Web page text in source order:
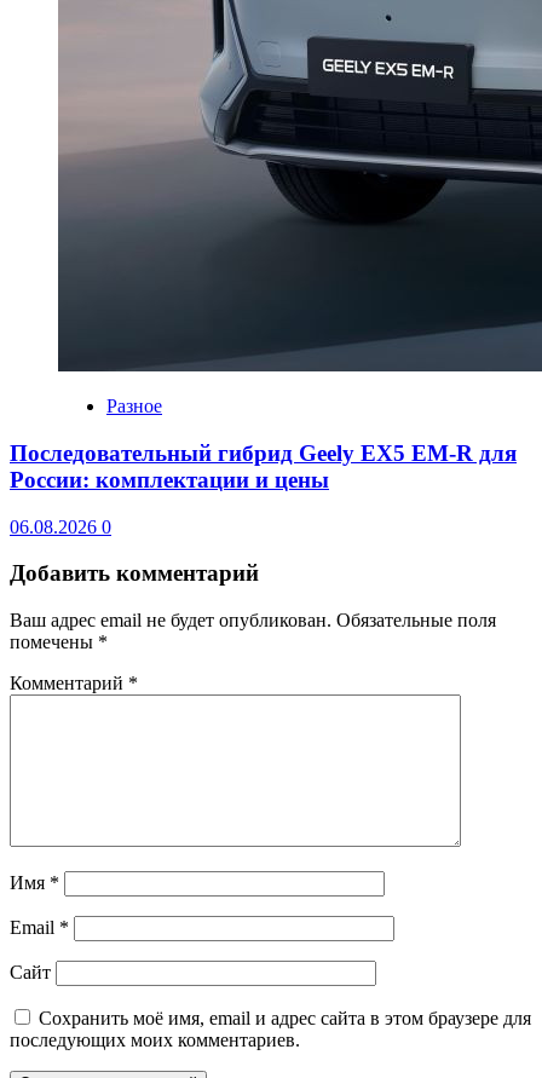
Разное
Последовательный гибрид Geely EX5 EM-R для
России: комплектации и цены
06.08.2026 0
Добавить комментарий
Ваш адрес email не будет опубликован. Обязательные поля
помечены *
Комментарий *
Имя *
Email *
Сайт
Сохранить моё имя, email и адрес сайта в этом браузере для
последующих моих комментариев.